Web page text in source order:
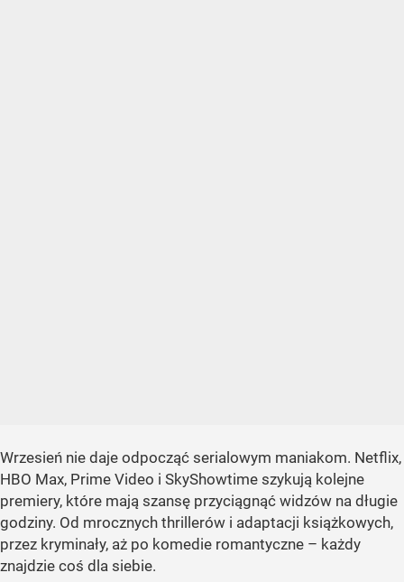
Wrzesień nie daje odpocząć serialowym maniakom. Netflix,
HBO Max, Prime Video i SkyShowtime szykują kolejne
premiery, które mają szansę przyciągnąć widzów na długie
godziny. Od mrocznych thrillerów i adaptacji książkowych,
przez kryminały, aż po komedie romantyczne – każdy
znajdzie coś dla siebie.